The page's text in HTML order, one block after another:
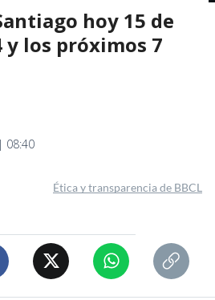
hoy 15 de
y los próximos 7
08:40
Ética y transparencia de BBCL